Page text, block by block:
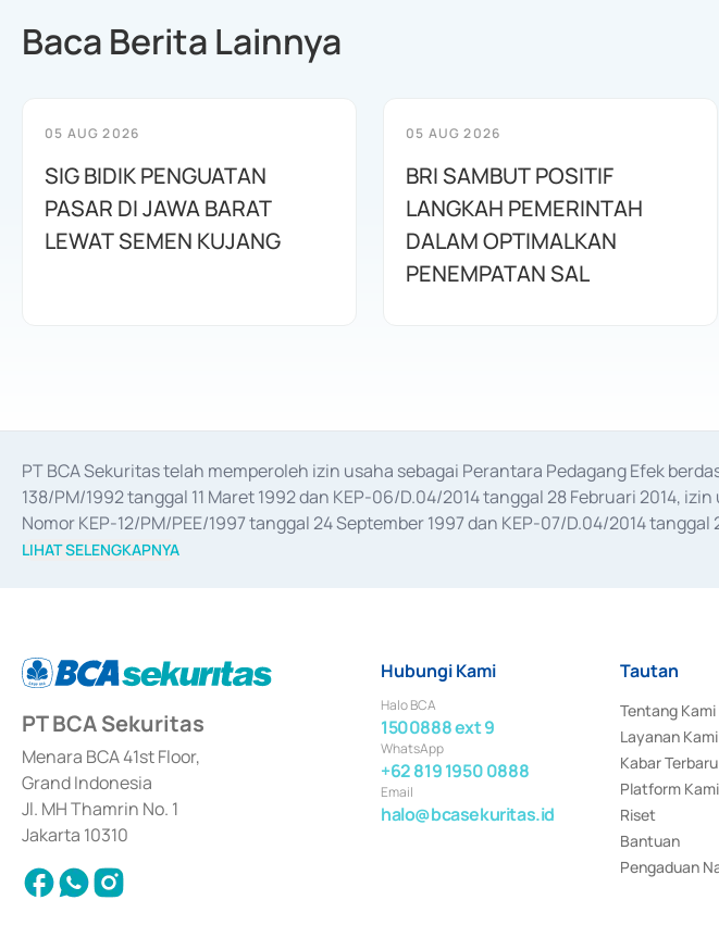
Baca Berita Lainnya
05 AUG 2026
SIG BIDIK PENGUATAN
PASAR DI JAWA BARAT
LEWAT SEMEN KUJANG
05 AUG 2026
BRI SAMBUT POSITIF
LANGKAH PEMERINTAH
DALAM OPTIMALKAN
PENEMPATAN SAL
PT BCA Sekuritas telah memperoleh izin usaha sebagai Perantara Pedagang Efek
138/PM/1992 tanggal 11 Maret 1992 dan KEP-06/D.04/2014 tanggal 28 Februari 2014,
Nomor KEP-12/PM/PEE/1997 tanggal 24 September 1997 dan KEP-07/D.04/2014
merger, akuisisi, divestasi, dan
LIHAT SELENGKAPNYA
PT BCA Sekuritas
Menara BCA 41st Floor,
Grand Indonesia
Jl. MH Thamrin No. 1
Jakarta 10310
Hubungi Kami
Halo BCA
1500888 ext 9
WhatsApp
+62 819 1950 0888
Email
halo@bcasekuritas.id
Tautan
Tentang Kami
Layanan Kami
Kabar Terbaru
Platform Kami
Riset
Bantuan
Pengaduan